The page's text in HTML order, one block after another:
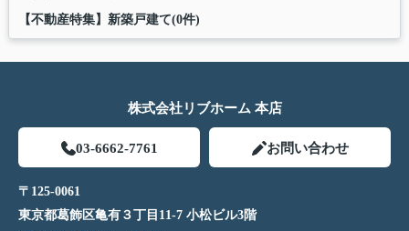
【不動産特集】新築戸建て(0件)
株式会社リブホーム 本店
03-6662-7761 お問い合わせ
〒125-0061
東京都葛飾区亀有３丁目11-7 小松ビル3階